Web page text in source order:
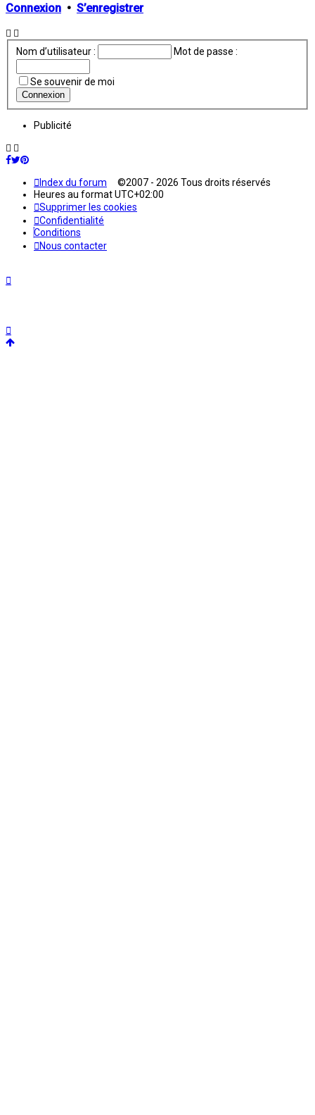
Connexion • S’enregistrer
Nom d’utilisateur : Mot de passe :
Se souvenir de moi
Publicité
Index du forum ©2007 - 2026 Tous droits réservés
Heures au formatUTC+02:00
Supprimer les cookies
Confidentialité
Conditions
Nous contacter